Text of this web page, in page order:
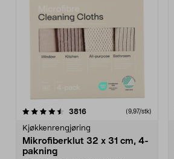
3816anmeldelser(9,97/stk)
Kjøkkenrengjøring
Mikrofiberklut 32 x 31 cm, 4-
pakning
4.5av 5 stjerner